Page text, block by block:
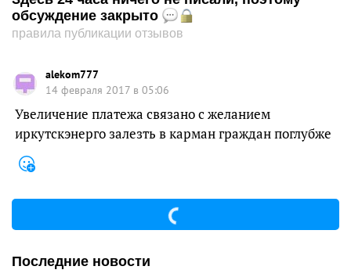
обсуждение закрыто
правила публикации отзывов
alekom777
14 февраля 2017 в 05:06
Увеличение платежа связано с желанием
иркутскэнерго залезть в карман граждан поглубже
Последние новости